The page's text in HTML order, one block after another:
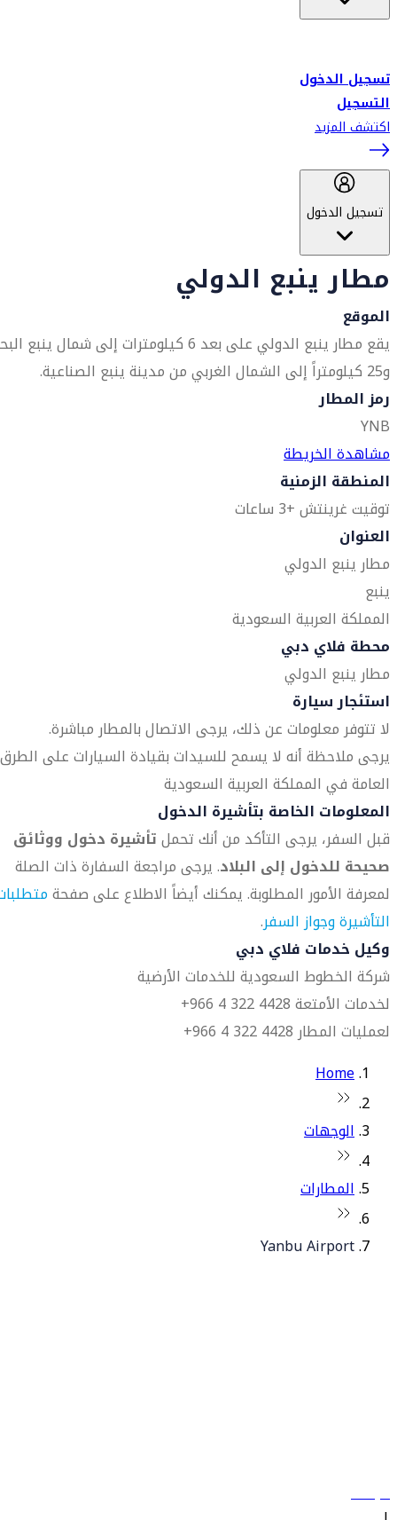
تسجيل الدخول
التسجيل
اكتشف المزيد
تسجيل الدخول
مطار ينبع الدولي
الموقع
يقع مطار ينبع الدولي على بعد 6 كيلومترات إلى شمال ينبع
و25 كيلومتراً إلى الشمال الغربي من مدينة ينبع الصناعية.
رمز المطار
YNB
مشاهدة الخريطة
المنطقة الزمنية
توقيت غرينتش +3 ساعات
العنوان
مطار ينبع الدولي
ينبع
المملكة العربية السعودية
محطة فلاي دبي
مطار ينبع الدولي
استئجار سيارة
لا تتوفر معلومات عن ذلك، يرجى الاتصال بالمطار مباشرة.
يرجى ملاحظة أنه لا يسمح للسيدات بقيادة السيارات على الطرق
العامة في المملكة العربية السعودية
المعلومات الخاصة بتأشيرة الدخول
قبل السفر، يرجى التأكد من أنك تحملتأشيرة دخول ووثائق
صحيحة للدخول إلى البلاد. يرجى مراجعة السفارة ذات الصلة
لمعرفة الأمور المطلوبة. يمكنك أيضاً الاطلاع على صفحة
التأشيرة وجواز السفر.
وكيل خدمات فلاي دبي
شركة الخطوط السعودية للخدمات الأرضية
لخدمات الأمتعة 4428 322 4 966+
لعمليات المطار 4428 322 4 966+
Home
الوجهات
المطارات
Yanbu Airport
سياساتنا